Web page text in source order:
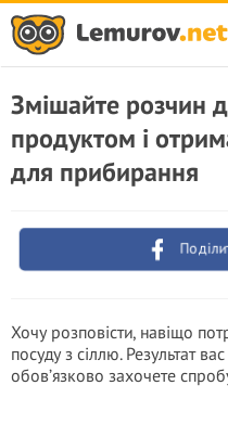
Змішайте розчин
продуктом і
для прибирання
Хочу розповісти, навіщо
посуду з сіллю. Результат
обов’язково захочете